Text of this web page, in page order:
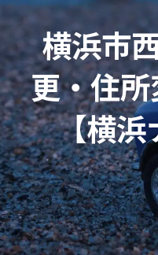
横浜市
更・住
【横浜